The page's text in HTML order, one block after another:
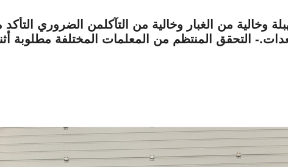
وخالية من الغبار وخالية من التآكلمن الضروري
التحقق المنتظم من المعلمات المختلفة مطلوبة